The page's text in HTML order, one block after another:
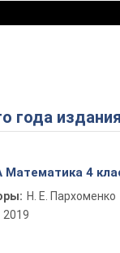
Play
года издания
4
Н. Е. Пархоменко
2019